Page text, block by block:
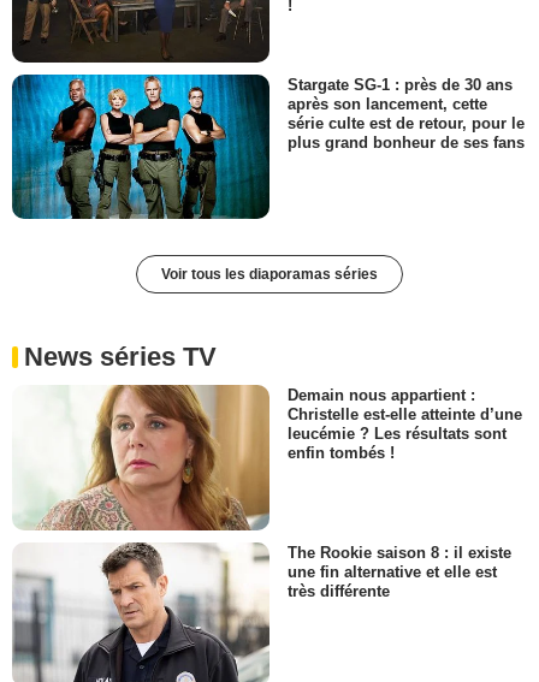
!
Stargate SG-1 : près de 30 ans
après son lancement, cette
série culte est de retour, pour le
plus grand bonheur de ses fans
Voir tous les diaporamas séries
News séries TV
Demain nous appartient :
Christelle est-elle atteinte d’une
leucémie ? Les résultats sont
enfin tombés !
The Rookie saison 8 : il existe
une fin alternative et elle est
très différente